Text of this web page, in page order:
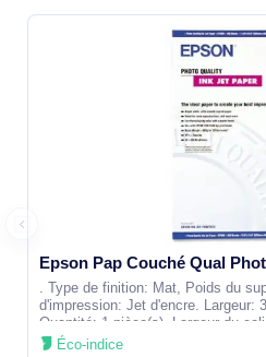
. Type de finition: Mat, Poids du
d'impression: Jet d'encre. Largeur:
Quantité: 1 pièce(s), Largeur du
colis: 495
Éco-indice